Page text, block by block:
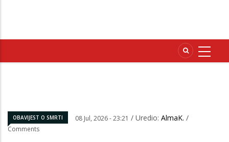
OBAVIJEST O SMRTI 08 Jul, 2026 - 23:21 / Uredio: AlmaK. /
Comments